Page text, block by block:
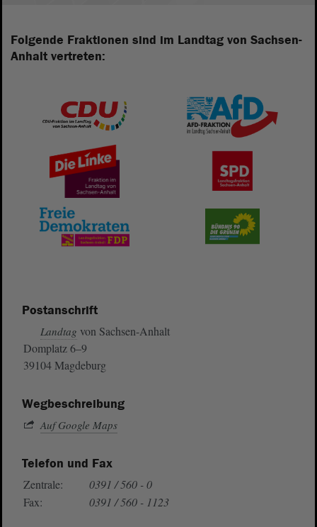
Folgende Fraktionen sind im Landtag von Sachsen-
Anhalt vertreten:
Postanschrift
Landtag von Sachsen-Anhalt
Domplatz 6–9
39104 Magdeburg
Wegbeschreibung
Auf Google Maps
Telefon und Fax
Zentrale:
0391 / 560 - 0
Fax:
0391 / 560 - 1123